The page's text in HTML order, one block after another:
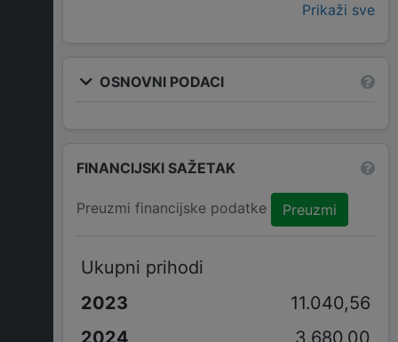
Prikaži sve
OSNOVNI PODACI
FINANCIJSKI SAŽETAK
Preuzmi financijske podatke Preuzmi
Ukupni prihodi
11.040,56
3.680,00